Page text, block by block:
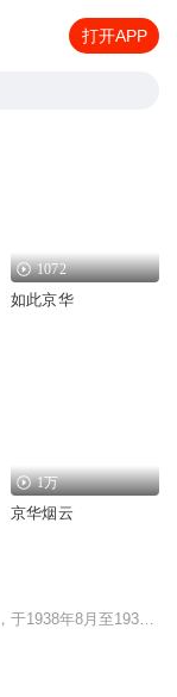
打开APP
1072
如此京华
1万
京华烟云